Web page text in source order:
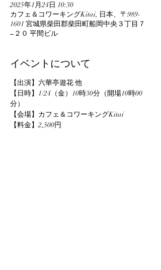
2025年1月24日 10:30
カフェ＆コワーキングKitai, 日本、〒989-
1601 宮城県柴田郡柴田町船岡中央３丁目７
−２０ 平間ビル
イベントについて
【出演】六華亭遊花 他
【日時】1/24（金）10時30分（開場10時00
分）
【会場】カフェ＆コワーキングKitai
【料金】2,500円